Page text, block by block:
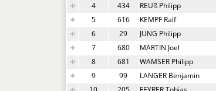
4
434 REUß Philipp
5
616 KEMPF Ralf
6
29 JUNG Philipp
7
680 MARTIN Joel
8
681 WAMSER Philipp
9
99 LANGER Benjamin